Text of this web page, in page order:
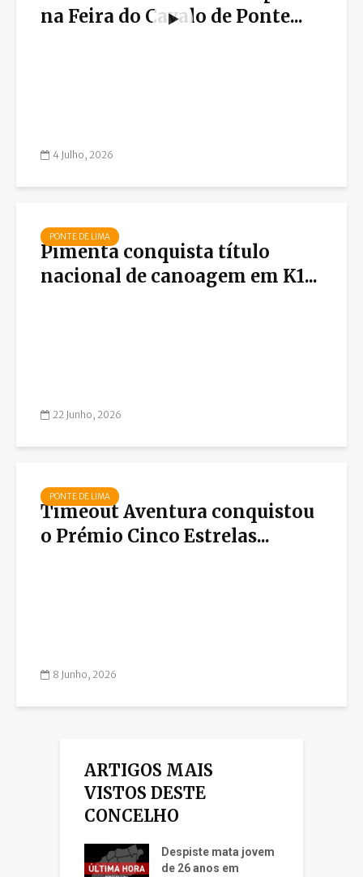
na Feira do Cavalo de Ponte...
4 Julho, 2026
PONTE DE LIMA
Pimenta conquista título
nacional de canoagem em K1...
22 Junho, 2026
PONTE DE LIMA
Timeout Aventura conquistou
o Prémio Cinco Estrelas...
8 Junho, 2026
ARTIGOS MAIS
VISTOS DESTE
CONCELHO
Despiste mata jovem
de 26 anos em